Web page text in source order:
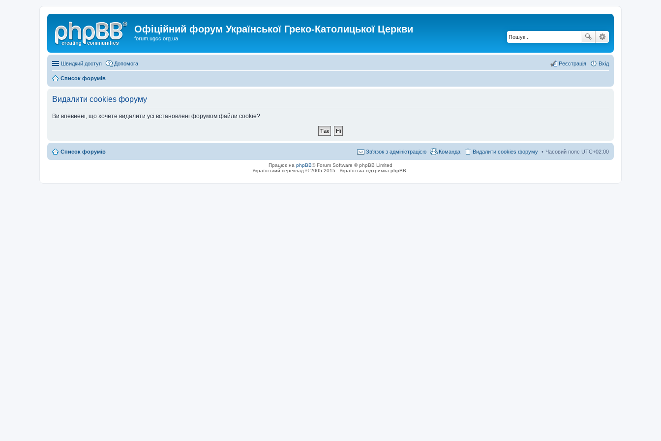
Офіційний форум Української Греко-Католицької Церкви
forum.ugcc.org.ua
Швидкий доступ Допомога Вхід
Реєстрація
Список форумів
Видалити cookies форуму
Ви впевнені, що хочете видалити усі встановлені форумом файли cookie?
Список форумів Часовий пояс UTC+02:00
Видалити cookies форуму
Команда
Зв'язок з адміністрацією
Працює на phpBB® Forum Software © phpBB Limited
Український переклад © 2005-2015
Українська підтримка phpBB